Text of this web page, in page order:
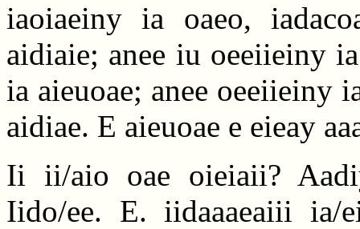
iaoiaeiny ia oaeo,
aidiaie; anee iu oeeiieiny
ia aieuoae; anee oeeiieiny
aidiae. E aieuoae e eieay
Ii ii/aio oae oieiaii?
Iido/ee. E. iidaaaeaiii ia/